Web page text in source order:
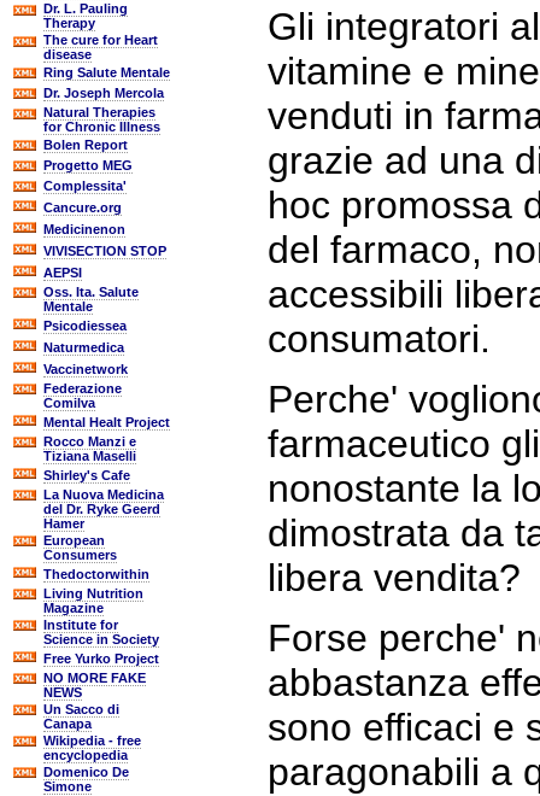
Dr. L. Pauling
Therapy
The cure for Heart
disease
Ring Salute Mentale
Dr. Joseph Mercola
Natural Therapies
for Chronic Illness
Bolen Report
Progetto MEG
Complessita'
Cancure.org
Medicinenon
VIVISECTION STOP
AEPSI
Oss. Ita. Salute
Mentale
Psicodiessea
Naturmedica
Vaccinetwork
Federazione
Comilva
Mental Healt Project
Rocco Manzi e
Tiziana Maselli
Shirley's Cafe
La Nuova Medicina
del Dr. Ryke Geerd
Hamer
European
Consumers
Thedoctorwithin
Living Nutrition
Magazine
Institute for
Science in Society
Free Yurko Project
NO MORE FAKE
NEWS
Un Sacco di
Canapa
Wikipedia - free
encyclopedia
Domenico De
Simone
Gli integratori
vitamine e
venduti in
grazie ad una
hoc promossa
del farmaco,
accessibili
consumatori.
Perche'
farmaceutico
nonostante la
dimostrata da
libera vendita?
Forse perche'
abbastanza
sono efficaci e
paragonabili a